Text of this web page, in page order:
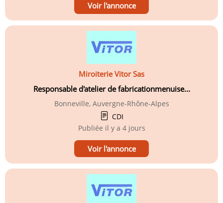
Voir l'annonce
Miroiterie Vitor Sas
Responsable d'atelier de fabricationmenuise...
Bonneville, Auvergne-Rhône-Alpes
CDI
Publiée il y a 4 jours
Voir l'annonce